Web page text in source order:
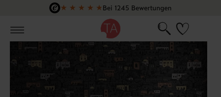
Zum Hauptinhalt springen
★ ★ ★ ★ ★Bei 1245 Bewertungen